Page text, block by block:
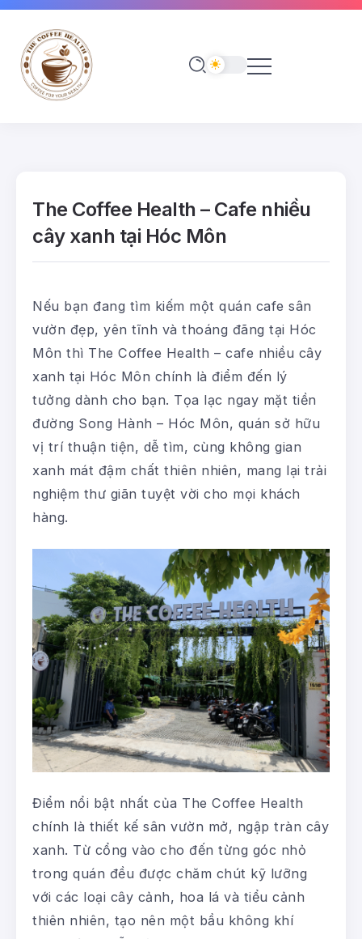
The Coffee Health – Cafe nhiều
cây xanh tại Hóc Môn
Nếu bạn đang tìm kiếm một quán cafe sân
vườn đẹp, yên tĩnh và thoáng đãng tại Hóc
Môn thì The Coffee Health – cafe nhiều cây
xanh tại Hóc Môn chính là điểm đến lý
tưởng dành cho bạn. Tọa lạc ngay mặt tiền
đường Song Hành – Hóc Môn, quán sở hữu
vị trí thuận tiện, dễ tìm, cùng không gian
xanh mát đậm chất thiên nhiên, mang lại trải
nghiệm thư giãn tuyệt vời cho mọi khách
hàng.
Điểm nổi bật nhất của The Coffee Health
chính là thiết kế sân vườn mở, ngập tràn cây
xanh. Từ cổng vào cho đến từng góc nhỏ
trong quán đều được chăm chút kỹ lưỡng
với các loại cây cảnh, hoa lá và tiểu cảnh
thiên nhiên, tạo nên một bầu không khí